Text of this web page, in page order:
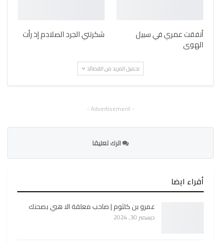
أنفقت عمري في سبيل
الهوى
شكرتني الجرد الصلادم إذ رأت
تحميل المزيد من القصائد
- Advertisement -
اترك تعليقا
أقراء ايضا
عمرو بن كلثوم | صاحب معلقة الا هبي بصحنك
ديسمبر 30, 2024